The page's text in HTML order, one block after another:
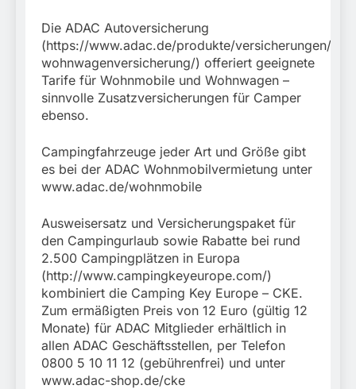
Die ADAC Autoversicherung
(https://www.adac.de/produkte/versicherungen/
wohnwagenversicherung/) offeriert geeignete
Tarife für Wohnmobile und Wohnwagen –
sinnvolle Zusatzversicherungen für Camper
ebenso.
Campingfahrzeuge jeder Art und Größe gibt
es bei der ADAC Wohnmobilvermietung unter
www.adac.de/wohnmobile
Ausweisersatz und Versicherungspaket für
den Campingurlaub sowie Rabatte bei rund
2.500 Campingplätzen in Europa
(http://www.campingkeyeurope.com/)
kombiniert die Camping Key Europe – CKE.
Zum ermäßigten Preis von 12 Euro (gültig 12
Monate) für ADAC Mitglieder erhältlich in
allen ADAC Geschäftsstellen, per Telefon
0800 5 10 11 12 (gebührenfrei) und unter
www.adac-shop.de/cke